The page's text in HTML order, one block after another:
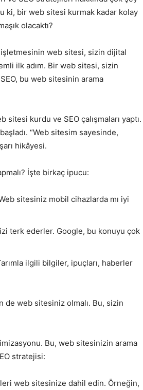
ki, bir web sitesi kurmak kadar kolay
olacaktı?
web sitesi, sizin dijital
ilk adım. Bir web sitesi, sizin
bu web sitesinin arama
kurdu ve SEO çalışmaları yaptı.
“Web sitesim sayesinde,
hikâyesi.
İşte birkaç ipucu:
sitesiniz mobil cihazlarda mı iyi
terk ederler. Google, bu konuyu çok
ilgili bilgiler, ipuçları, haberler
de web sitesiniz olmalı. Bu, sizin
Bu, web sitesinizin arama
stratejisi:
web sitesinize dahil edin. Örneğin,